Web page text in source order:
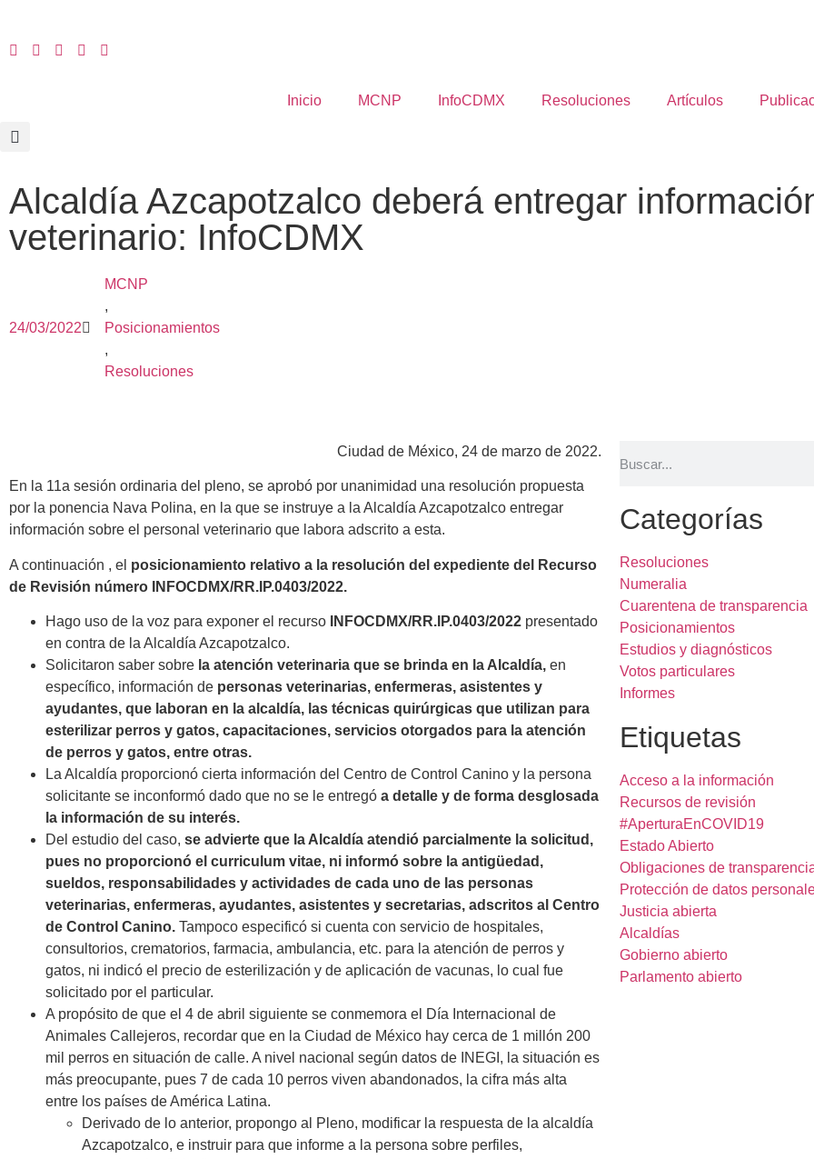
Inicio MCNP InfoCDMX Resoluciones Artículos
Alcaldía Azcapotzalco deberá entregar
veterinario: InfoCDMX
24/03/2022
MCNP
,
Posicionamientos
,
Resoluciones
Ciudad de México, 24 de marzo de 2022.
En la 11a sesión ordinaria del pleno, se aprobó por unanimidad una resolución propuesta
por la ponencia Nava Polina, en la que se instruye a la Alcaldía Azcapotzalco entregar
información sobre el personal veterinario que labora adscrito a esta.
A continuación , el posicionamiento relativo a la resolución del expediente del Recurso
de Revisión número INFOCDMX/RR.IP.0403/2022.
Hago uso de la voz para exponer el recurso INFOCDMX/RR.IP.0403/2022 presentado
en contra de la Alcaldía Azcapotzalco.
Solicitaron saber sobre la atención veterinaria que se brinda en la Alcaldía, en
específico, información de personas veterinarias, enfermeras, asistentes y
ayudantes, que laboran en la alcaldía, las técnicas quirúrgicas que utilizan para
esterilizar perros y gatos, capacitaciones, servicios otorgados para la atención
de perros y gatos, entre otras.
La Alcaldía proporcionó cierta información del Centro de Control Canino y la persona
solicitante se inconformó dado que no se le entregó a detalle y de forma desglosada
la información de su interés.
Del estudio del caso, se advierte que la Alcaldía atendió parcialmente la solicitud,
pues no proporcionó el curriculum vitae, ni informó sobre la antigüedad,
sueldos, responsabilidades y actividades de cada uno de las personas
veterinarias, enfermeras, ayudantes, asistentes y secretarias, adscritos al Centro
de Control Canino. Tampoco especificó si cuenta con servicio de hospitales,
consultorios, crematorios, farmacia, ambulancia, etc. para la atención de perros y
gatos, ni indicó el precio de esterilización y de aplicación de vacunas, lo cual fue
solicitado por el particular.
A propósito de que el 4 de abril siguiente se conmemora el Día Internacional de
Animales Callejeros, recordar que en la Ciudad de México hay cerca de 1 millón 200
mil perros en situación de calle. A nivel nacional según datos de INEGI, la situación es
más preocupante, pues 7 de cada 10 perros viven abandonados, la cifra más alta
entre los países de América Latina.
Derivado de lo anterior, propongo al Pleno, modificar la respuesta de la alcaldía
Azcapotzalco, e instruir para que informe a la persona sobre perfiles,
Categorías
Resoluciones
Numeralia
Cuarentena de transparencia
Posicionamientos
Estudios y diagnósticos
Votos particulares
Informes
Etiquetas
Acceso a la información
Recursos de revisión
#AperturaEnCOVID19
Estado Abierto
Obligaciones de
Protección de datos
Justicia abierta
Alcaldías
Gobierno abierto
Parlamento abierto